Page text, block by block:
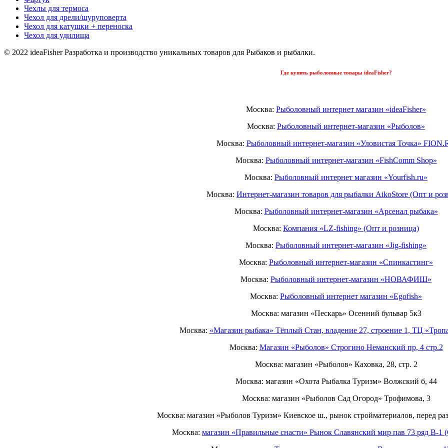
Чехлы для термоса
Чехол для дрели/шуруповерта
Чехол для катушки + переноска
Чехол для удилища
© 2022 ideaFisher Разработка и производство уникальных товаров для Рыбаков и рыбалки.
Где купить рыболовные товары ideaFisher?
Москва: Рыболовный интернет магазин «ideaFisher»
Москва: Рыболовный интернет-магазин «Рыболов»
Москва: Рыболовный интернет-магазин «Уловистая Точка»
Москва: Рыболовный интернет-магазин «FishComm Shop»
Москва: Рыболовный интернет магазин «Yourfish.ru»
Москва: Интернет-магазин товаров для рыбалки AikoStore (Опт и
Москва: Рыболовный интернет-магазин «Арсенал рыбака»
Москва: Компания «LZ-fishing» (Опт и розница)
Москва: Рыболовный интернет-магазин «Jig-fishing»
Москва: Рыболовный интернет-магазин «Спинкастинг»
Москва: Рыболовный интернет-магазин «НОВАФИШ»
Москва: Рыболовный интернет магазин «Egofish»
Москва: магазин «Пескарь» Осенний бульвар 5к3
Москва: «Магазин рыбака» Тёплый Стан, владение 27, строение 1, ТЦ
Москва: Магазин «Рыболов» Строгино Неманский пр, 4 стр.2
Москва: магазин «Рыболов» Каховка, 28, стр. 2
Москва: магазин «Охота Рыбалка Туризм» Волжский б, 44
Москва: магазин «Рыболов Сад Огород» Трофимова, 3
Москва: магазин «Рыболов Туризм» Киевское ш., рынок стройматериалов, перед
Москва: магазин «Правильные снасти» Рынок Славянский мир пав 73 ряд B-1